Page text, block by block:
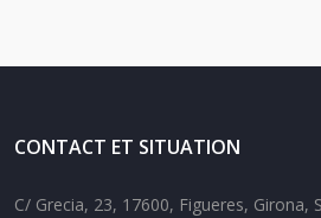
CONTACT ET SITUATION
C/ Grecia, 23, 17600, Figueres, Girona,